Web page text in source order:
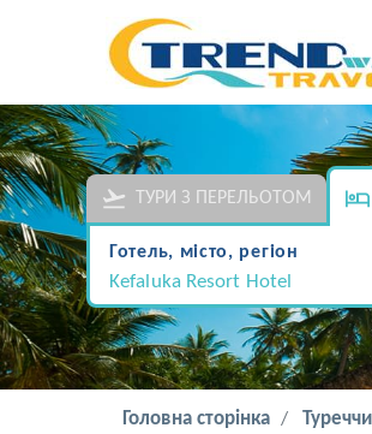
ТУРИ З ПЕРЕЛЬОТОМ
Готель, місто, регіон
Kefaluka Resort Hotel
Головна сторінка